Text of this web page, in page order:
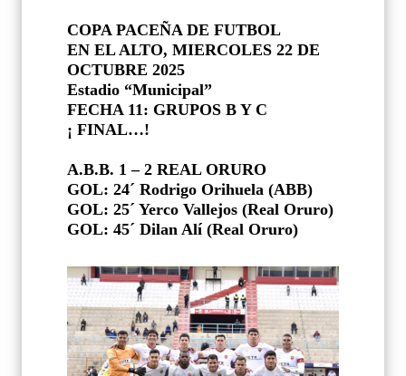
COPA PACEÑA DE FUTBOL
EN EL ALTO, MIERCOLES 22 DE
OCTUBRE 2025
Estadio “Municipal”
FECHA 11: GRUPOS B Y C
¡ FINAL…!
A.B.B. 1 – 2 REAL ORURO
GOL: 24´ Rodrigo Orihuela (ABB)
GOL: 25´ Yerco Vallejos (Real Oruro)
GOL: 45´ Dilan Alí (Real Oruro)